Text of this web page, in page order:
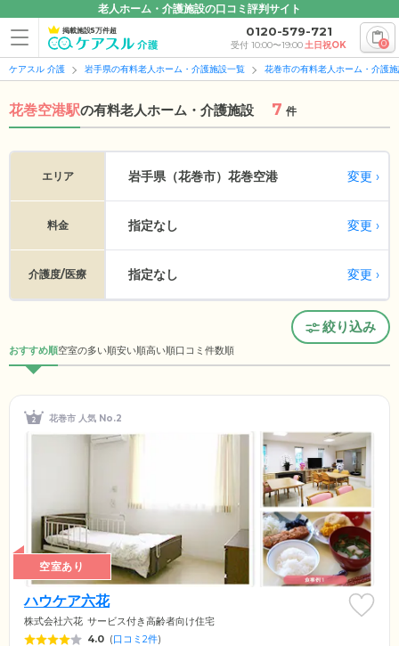
老人ホーム・介護施設の口コミ評判サイト
掲載施設5万件超 0120-579-721
受付 10:00〜19:00土日祝OK 0
ケアスル 介護 岩手県の有料老人ホーム・介護施設一覧 花巻市の有料老人ホーム・介護
花巻空港駅の有料老人ホーム・介護施設 7 件
エリア 岩手県（花巻市） 花巻空港 変更
料金 指定なし 変更
介護度/医療 指定なし 変更
絞り込み
おすすめ順空室の多い順安い順高い順口コミ件数順
花巻市 人気 No.2
空室あり
ハウケア六花
株式会社六花 サービス付き高齢者向け住宅
4.0 (口コミ2件)